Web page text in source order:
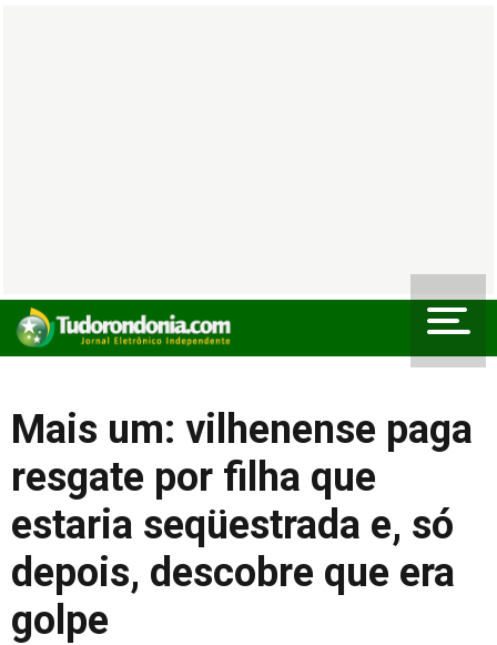
Mais um: vilhenense paga
resgate por filha que
estaria seqüestrada e, só
depois, descobre que era
golpe